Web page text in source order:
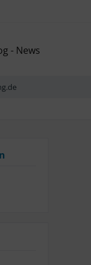
- News